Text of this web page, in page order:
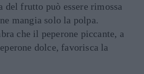
del frutto può essere rimossa
mangia solo la polpa.
che il peperone piccante, a
dolce, favorisca la